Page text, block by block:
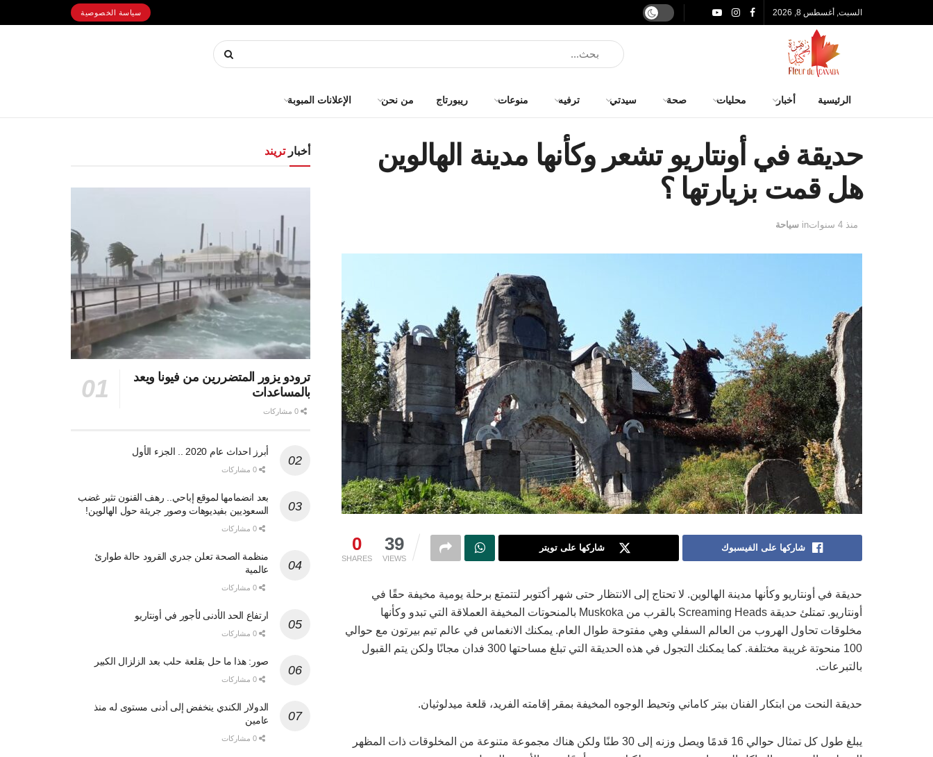
السبت, أغسطس 8, 2026 سياسة الخصوصية
الرئيسية أخبار محليات صحة سيدتي ترفيه منوعات ريبورتاج من نحن الإعلانات المبوبة
حديقة في أونتاريو تشعر وكأنها مدينة الهالوين
هل قمت بزيارتها ؟
منذ 4 سنوات in سياحة
0
SHARES
39
VIEWS
شاركها على الفيسبوك شاركها على تويتر
حديقة في أونتاريو وكأنها مدينة الهالوين. لا تحتاج إلى الانتظار حتى شهر أكتوبر لتتمتع برحلة يومية مخيفة حقًا في
أونتاريو. تمتلئ حديقة Screaming Heads بالقرب من Muskoka بالمنحوتات المخيفة العملاقة التي تبدو وكأنها
مخلوقات تحاول الهروب من العالم السفلي وهي مفتوحة طوال العام. يمكنك الانغماس في عالم تيم بيرتون مع حوالي
100 منحوتة غريبة مختلفة. كما يمكنك التجول في هذه الحديقة التي تبلغ مساحتها 300 فدان مجانًا ولكن يتم القبول
بالتبرعات.
حديقة النحت من ابتكار الفنان بيتر كاماني وتحيط الوجوه المخيفة بمقر إقامته الفريد، قلعة ميدلوثيان.
يبلغ طول كل تمثال حوالي 16 قدمًا ويصل وزنه إلى 30 طنًا ولكن هناك مجموعة متنوعة من المخلوقات ذات المظهر
أخبارتريند
ترودو يزور المتضررين من فيونا ويعد
بالمساعدات
أبرز احداث عام 2020 .. الجزء الأول
بعد انضمامها لموقع إباحي.. رهف القنون تثير غضب
السعوديين بفيديوهات وصور جريئة حول الهالوين!
منظمة الصحة تعلن جدري القرود حالة طوارئ
عالمية
ارتفاع الحد الأدنى لأجور في أونتاريو
صور: هذا ما حل بقلعة حلب بعد الزلزال الكبير
الدولار الكندي ينخفض إلى أدنى مستوى له منذ
عامين